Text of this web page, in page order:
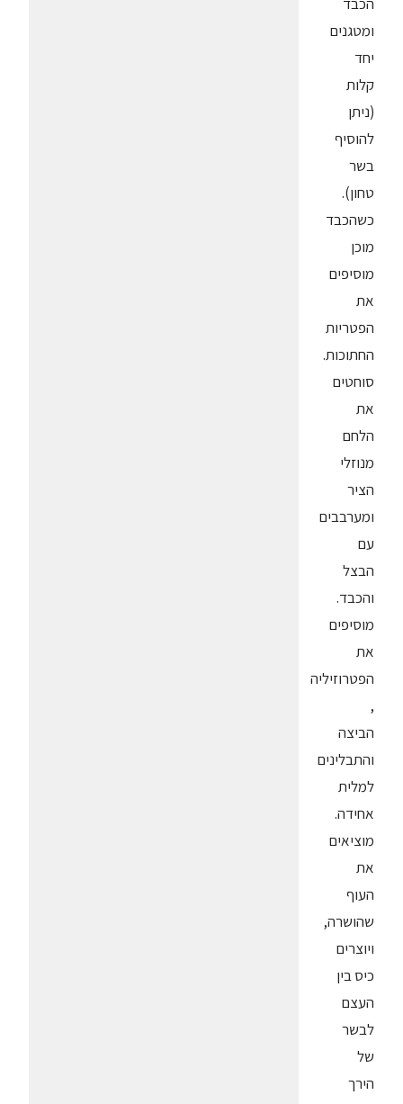
ומטגנים
יחד
קלות
(ניתן
להוסיף
בשר
טחון).
כשהכבד
מוכן
מוסיפים
את
הפטריות
החתוכות.
סוחטים
את
הלחם
מנוזלי
הציר
ומערבבים
עם
הבצל
והכבד.
מוסיפים
את
הפטרוזיליה
,
הביצה
והתבלינים
למלית
אחידה.
מוציאים
את
העוף
שהושרה,
ויוצרים
כיס בין
העצם
לבשר
של
הירך